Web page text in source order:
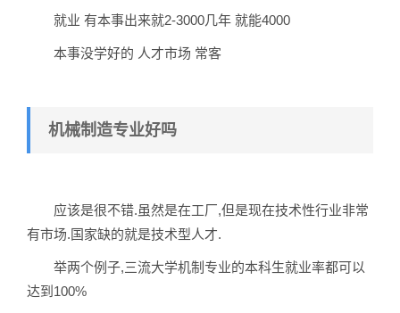
就业 有本事出来就2-3000几年 就能4000
本事没学好的 人才市场 常客
机械制造专业好吗
应该是很不错.虽然是在工厂,但是现在技术性行业非常
有市场.国家缺的就是技术型人才.
举两个例子,三流大学机制专业的本科生就业率都可以
达到100%